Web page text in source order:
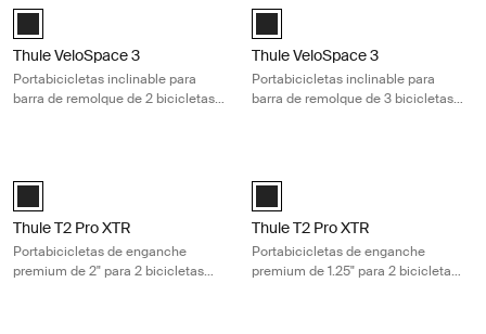
Black (selected)
Thule VeloSpace 3
Portabicicletas inclinable para
barra de remolque de 2 bicicletas,
Black (selected)
Thule VeloSpace 3
Portabicicletas inclinable para
barra de remolque de 3 bicicletas,
Black (selected)
Thule T2 Pro XTR
Portabicicletas de enganche
premium de 2" para 2 bicicletas
Black (selected)
Thule T2 Pro XTR
Portabicicletas de enganche
premium de 1.25" para 2 bicicletas